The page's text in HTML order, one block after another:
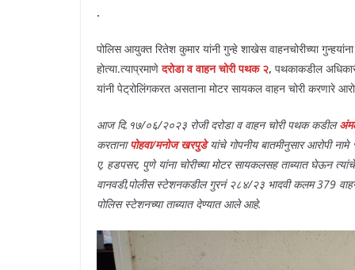
.
पोलिस आयुक्त रितेश कुमार यांनी गुन्हे शाखेस वाहनचोरीच्या
होत्या.त्याप्रमाणेदरोडा व वाहन चोरी पथक २, पथकाकडील
यांनी पेट्रोलिंगकरत असताना मोटर सायकल वाहन चोरी करणारे
आज दि.१७/०६/२०२३ रोजी दरोडा व वाहन चोरी पथक कडील
करतानापोहवा/मनोज खरपुडेयांचे गोपनीय बातमीनुसार आरोपी
ए, हडपसर, पुणे यांना चोरीच्या मोटर सायकलसह ताब्यात घेऊन
वानवडी,पोलीस स्टेशनकडील गुरनं २८४/२३ भादवी कलम 379
पोलिस स्टेशनच्या ताब्यात देण्यात आले आहे.